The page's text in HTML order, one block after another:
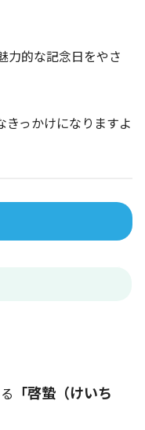
力的な記念日をやさ
っかけになりますよ
「啓蟄（けいち